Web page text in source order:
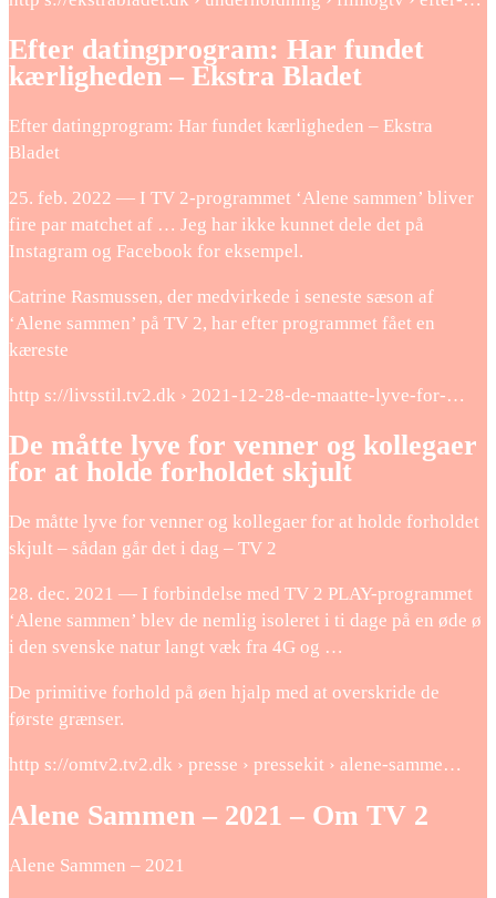
Efter datingprogram: Har fundet
kærligheden – Ekstra Bladet
Efter datingprogram: Har fundet kærligheden – Ekstra
Bladet
25. feb. 2022 — I TV 2-programmet ‘Alene sammen’ bliver
fire par matchet af … Jeg har ikke kunnet dele det på
Instagram og Facebook for eksempel.
Catrine Rasmussen, der medvirkede i seneste sæson af
‘Alene sammen’ på TV 2, har efter programmet fået en
kæreste
http s://livsstil.tv2.dk › 2021-12-28-de-maatte-lyve-for-…
De måtte lyve for venner og kollegaer
for at holde forholdet skjult
De måtte lyve for venner og kollegaer for at holde forholdet
skjult – sådan går det i dag – TV 2
28. dec. 2021 — I forbindelse med TV 2 PLAY-programmet
‘Alene sammen’ blev de nemlig isoleret i ti dage på en øde ø
i den svenske natur langt væk fra 4G og …
De primitive forhold på øen hjalp med at overskride de
første grænser.
http s://omtv2.tv2.dk › presse › pressekit › alene-samme…
Alene Sammen – 2021 – Om TV 2
Alene Sammen – 2021